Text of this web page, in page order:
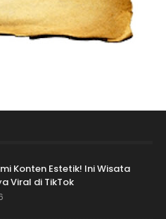
Konten Estetik! Ini Wisata
Viral di TikTok